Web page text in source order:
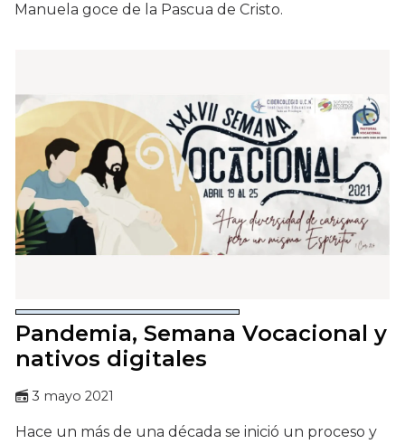
Manuela goce de la Pascua de Cristo.
Pandemia, Semana Vocacional y
nativos digitales
3 mayo 2021
Hace un más de una década se inició un proceso y